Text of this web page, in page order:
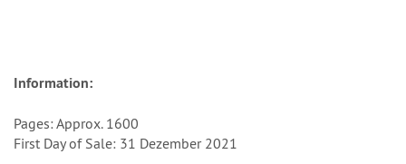
Information:
Pages: Approx. 1600
First Day of Sale: 31 Dezember 2021